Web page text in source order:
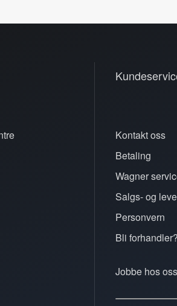
Kontakt oss
Betaling
Wagner
Salgs- og
Personvern
Bli forhandler?
Jobbe hos